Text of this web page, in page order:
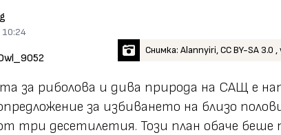
Снимка: Alannyiri, CC BY-SA 3.0
за риболова и дива природа на САЩ е
за избиването на близо
три десетилетия. Този план обаче беше